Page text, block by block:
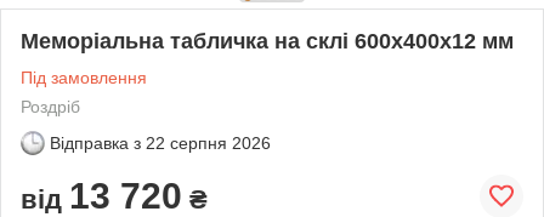
Меморіальна табличка на склі 600х400х12 мм
Під замовлення
Роздріб
Відправка з 22 серпня 2026
від 13 720 ₴